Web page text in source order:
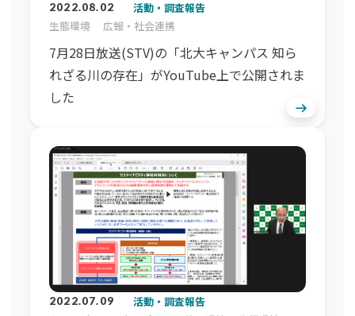
2022.08.02
活動・調査報告
生態環境
広報・社会連携
7月28日放送(STV)の「北大キャンパス 知ら
れざる川の存在」がYouTube上で公開されま
した
2022.07.09
活動・調査報告